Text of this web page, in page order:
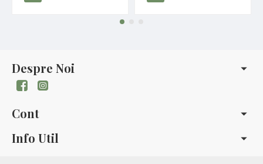
Despre Noi
Cont
Info Util